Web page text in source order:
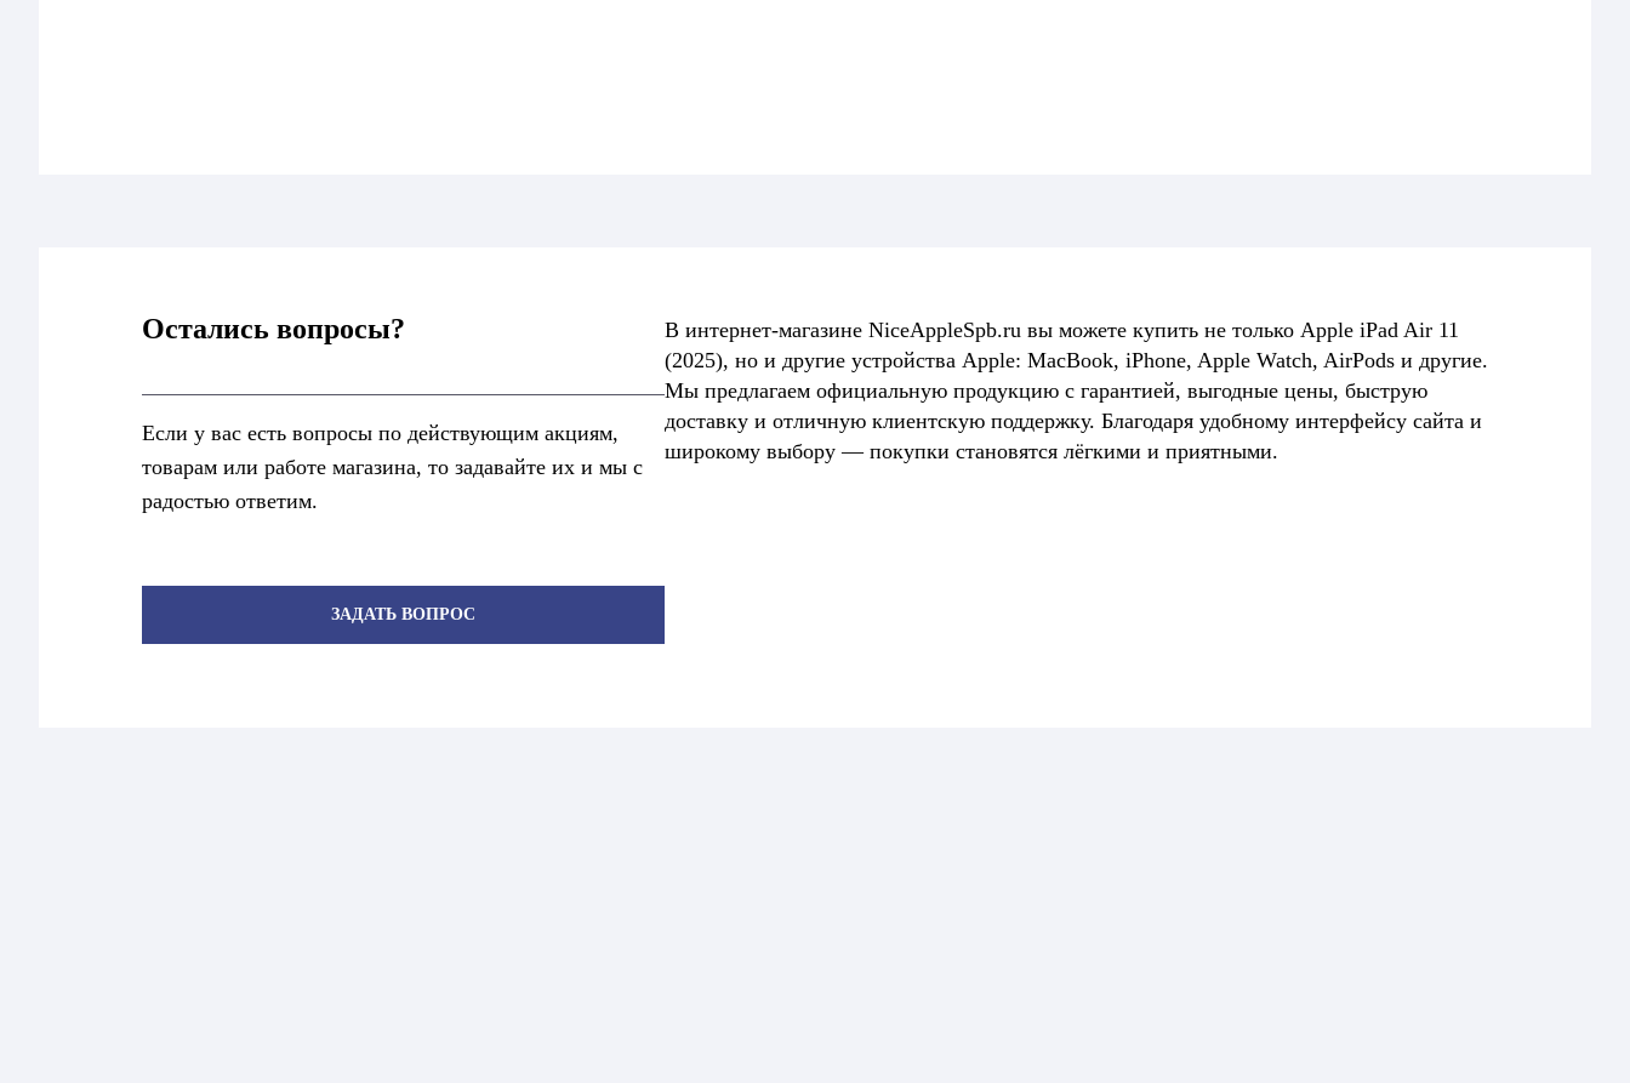
Остались вопросы?
Если у вас есть вопросы по действующим акциям,
товарам или работе магазина, то задавайте их и мы с
радостью ответим.
ЗАДАТЬ ВОПРОС
В интернет-магазине NiceAppleSpb.ru вы можете купить не только Apple iPad Air 11
(2025), но и другие устройства Apple: MacBook, iPhone, Apple Watch, AirPods и другие.
Мы предлагаем официальную продукцию с гарантией, выгодные цены, быструю
доставку и отличную клиентскую поддержку. Благодаря удобному интерфейсу сайта и
широкому выбору — покупки становятся лёгкими и приятными.